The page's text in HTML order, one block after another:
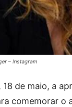
– Instagram
de maio, a
comemorar o